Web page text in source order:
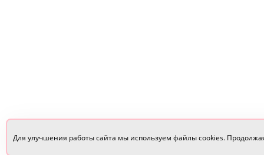
Для улучшения работы сайта мы используем файлы cookies.